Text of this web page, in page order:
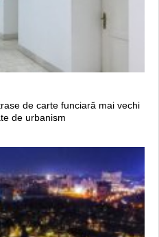
de carte funciară mai vechi
de urbanism